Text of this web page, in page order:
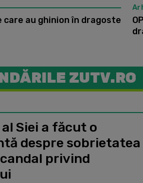
care au ghinion în dragoste
ZUTV.RO
Siei a făcut o
despre sobrietatea
privind